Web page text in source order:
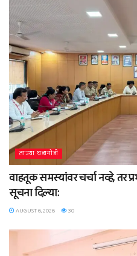
ताज्या घडामोडी
वाहतूक समस्यांवर चर्चा नव्हे, तर
सूचना दिल्या:
AUGUST 6, 2026 30